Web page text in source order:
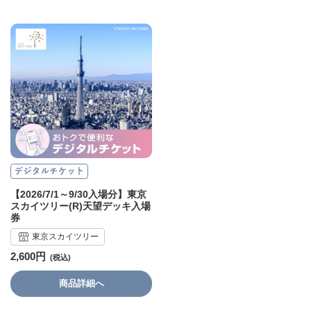
【2026/7/1～9/30入場分】東京
スカイツリー(R)天望デッキ入場
券
東京スカイツリー
2,600円
商品詳細へ